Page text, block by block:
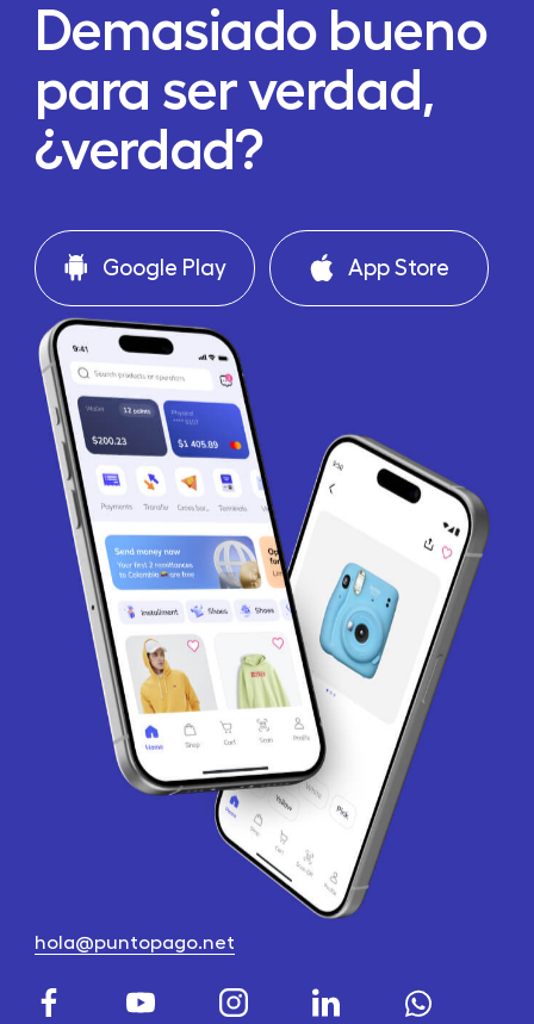
Demasiado bueno
para ser verdad,
¿verdad?
Google Play App Store
hola@puntopago.net